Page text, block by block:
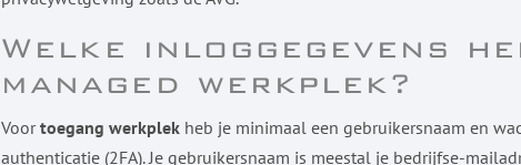
Welke inloggegevens
managed werkplek?
Voortoegang werkplek heb je minimaal een gebruikersnaam en
authenticatie (2FA). Je gebruikersnaam is meestal je bedrijfse-